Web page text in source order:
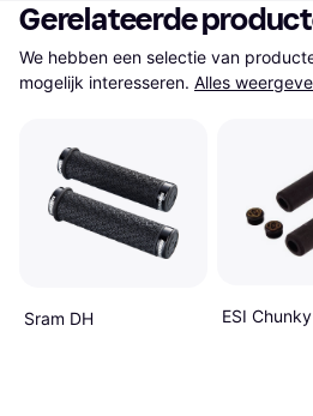
Gerelateerde
We hebben een selectie van
mogelijk interesseren. Alles
Sram DH ESI Chunky